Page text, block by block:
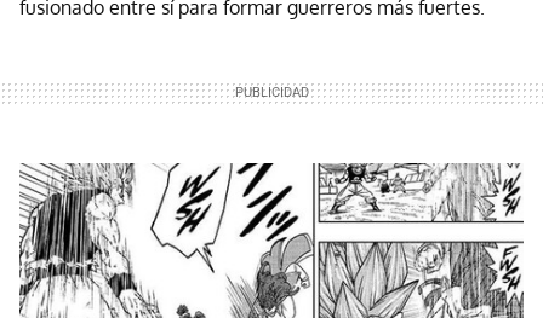
fusionado entre sí para formar guerreros más fuertes.